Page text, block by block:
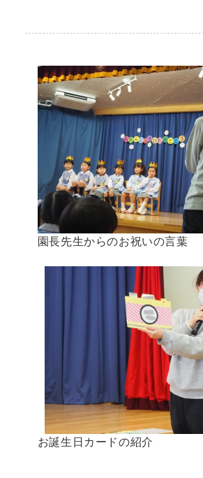
園長先生からのお祝いの言葉
お誕生日カードの紹介